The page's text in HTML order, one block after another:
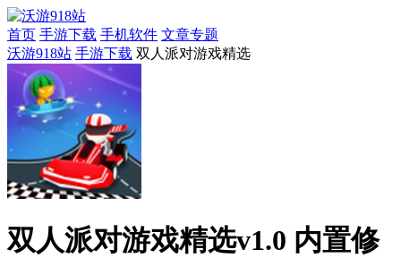
首页 手游下载 手机软件 文章专题
沃游918站 手游下载 双人派对游戏精选
双人派对游戏精选v1.0 内置修